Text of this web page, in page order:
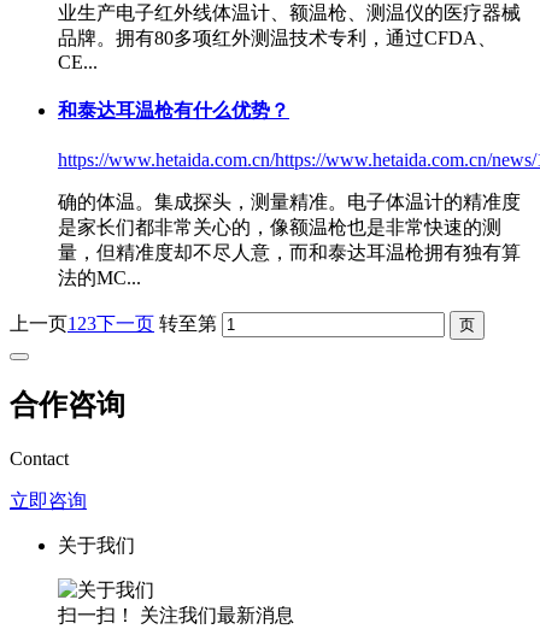
业生产电子红外线体温计、 额温枪 、测温仪的医疗器械
品牌。拥有80多项红外测温技术专利，通过CFDA、
CE...
和泰达耳温枪有什么优势？
https://www.hetaida.com.cn/https://www.hetaida.com.cn/
确的体温。集成探头，测量精准。电子体温计的精准度
是家长们都非常关心的，像额温枪也是非常快速的测
量，但精准度却不尽人意，而和泰达耳温枪拥有独有算
法的MC...
上一页1 23下一页 转至第
合作咨询
Contact
立即咨询
关于我们
扫一扫！ 关注我们最新消息